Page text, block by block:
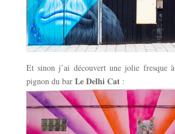
Et sinon j’ai découvert une jolie fresque à
pignon du bar Le Delhi Cat: